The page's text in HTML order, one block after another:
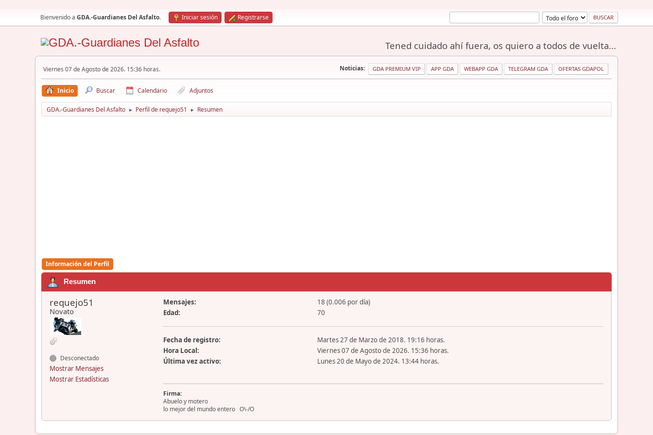
Bienvenido a GDA.-Guardianes Del Asfalto. Iniciar sesión Registrarse
Tened cuidado ahí fuera, os quiero a todos de vuelta...
Viernes 07 de Agosto de 2026. 15:36 horas. Noticias: GDA PREMIUM VIP APP GDA WEBAPP GDA TELEGRAM GDA OFERTAS GDAPOL
Inicio Buscar Calendario Adjuntos
GDA.-Guardianes Del Asfalto ► Perfil de requejo51 ► Resumen
Información del Perfil
Resumen
requejo51
Novato
Desconectado
Mostrar Mensajes
Mostrar Estadísticas
Mensajes:
18 (0.006 por día)
Edad:
70
Fecha de registro:
Martes 27 de Marzo de 2018. 19:16 horas.
Hora Local:
Viernes 07 de Agosto de 2026. 15:36 horas.
Última vez activo:
Lunes 20 de Mayo de 2024. 13:44 horas.
Firma:
Abuelo y motero
lo mejor del mundo entero O\-/O